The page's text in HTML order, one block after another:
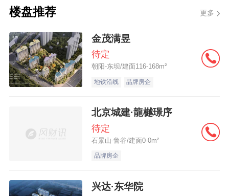
南京两宗地块底价成交，中国金茂旗下公
7月16日，南京市江宁区和六合区共2宗涉
宅用地成功出让，总土地出让面积112754.7
平方米，总规划建筑面积198036.3平方米，
总起始价19.94亿元，最终两宗地块均以底价
成交，总成交价约19.94亿元。
从出让结果来看，百家湖 G39 地块由中
置业有限公司以底价15.49亿元摘得，成交
楼盘推荐 更多
金茂满昱
待定
朝阳-东坝/建面116-168m²
地铁沿线 品牌房企
北京城建·龍樾璟序
待定
石景山-鲁谷/建面0-0m²
品牌房企
兴达·东华院